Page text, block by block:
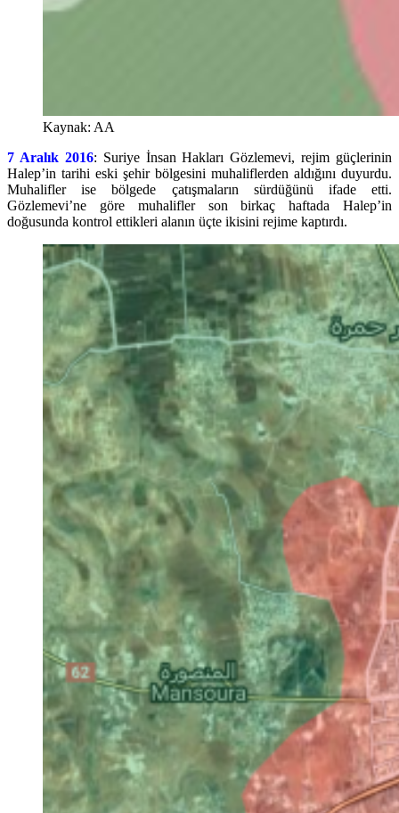
Kaynak: AA
7 Aralık 2016: Suriye İnsan Hakları Gözlemevi, rejim güçlerinin
Halep’in tarihi eski şehir bölgesini muhaliflerden aldığını duyurdu.
Muhalifler ise bölgede çatışmaların sürdüğünü ifade etti.
Gözlemevi’ne göre muhalifler son birkaç haftada Halep’in
doğusunda kontrol ettikleri alanın üçte ikisini rejime kaptırdı.